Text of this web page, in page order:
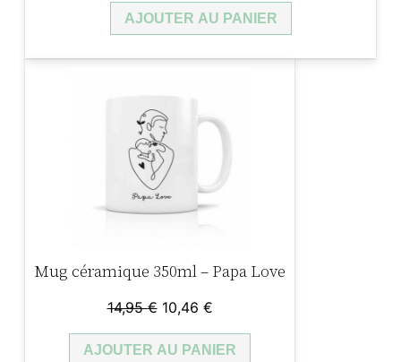
AJOUTER AU PANIER
Mug céramique 350ml – Papa Love
14,95€ Le
prix
initial
10,46 €Le
prix
actuel
AJOUTER AU PANIER